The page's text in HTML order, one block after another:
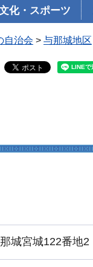
化・スポーツ
自治会 > 与那城地区
城宮城122番地2